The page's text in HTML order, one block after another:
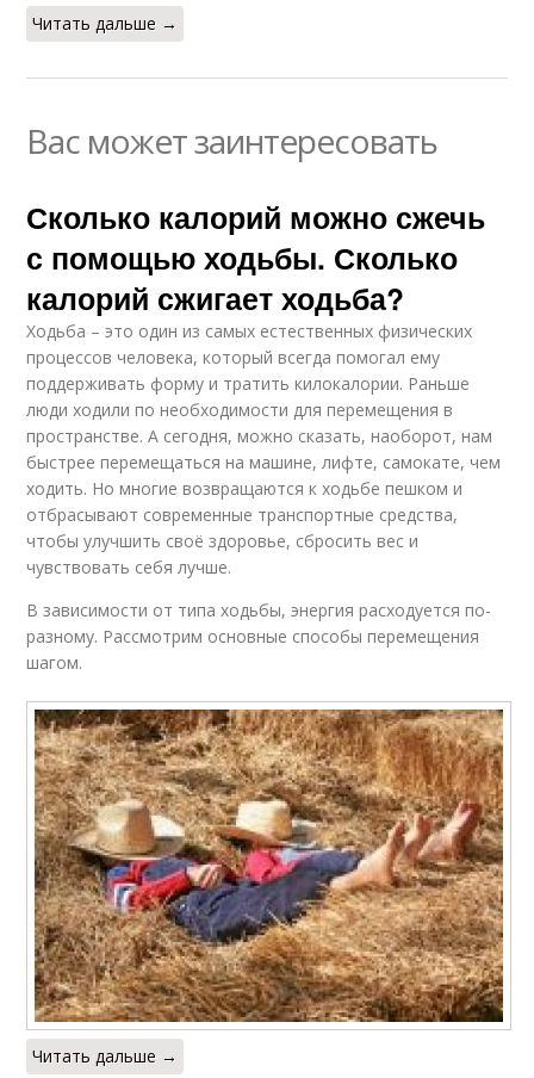
Читать дальше →
Вас может заинтересовать
Сколько калорий можно сжечь
с помощью ходьбы. Сколько
калорий сжигает ходьба?
Ходьба – это один из самых естественных физических
процессов человека, который всегда помогал ему
поддерживать форму и тратить килокалории. Раньше
люди ходили по необходимости для перемещения в
пространстве. А сегодня, можно сказать, наоборот, нам
быстрее перемещаться на машине, лифте, самокате, чем
ходить. Но многие возвращаются к ходьбе пешком и
отбрасывают современные транспортные средства,
чтобы улучшить своё здоровье, сбросить вес и
чувствовать себя лучше.
В зависимости от типа ходьбы, энергия расходуется по-
разному. Рассмотрим основные способы перемещения
шагом.
Читать дальше →